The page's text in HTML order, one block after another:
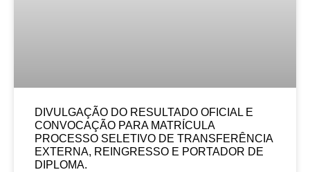
DIVULGAÇÃO DO RESULTADO OFICIAL E
CONVOCAÇÃO PARA MATRÍCULA
PROCESSO SELETIVO DE TRANSFERÊNCIA
EXTERNA, REINGRESSO E PORTADOR DE
DIPLOMA.